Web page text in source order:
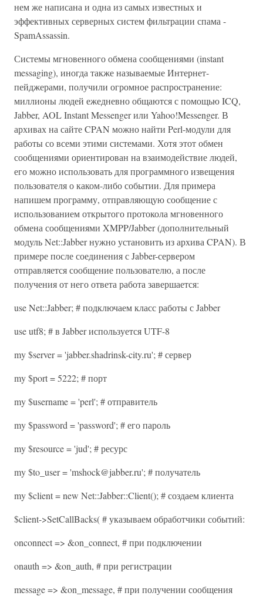
нем же написана и одна из самых известных и
эффективных серверных систем фильтрации спама -
SpamAssassin.
Системы мгновенного обмена сообщениями (instant
messaging), иногда также называемые Интернет-
пейджерами, получили огромное распространение:
миллионы людей ежедневно общаются с помощью ICQ,
Jabber, AOL Instant Messenger или Yahoo!Messenger. В
архивах на сайте CPAN можно найти Perl-модули для
работы со всеми этими системами. Хотя этот обмен
сообщениями ориентирован на взаимодействие людей,
его можно использовать для программного извещения
пользователя о каком-либо событии. Для примера
напишем программу, отправляющую сообщение с
использованием открытого протокола мгновенного
обмена сообщениями XMPP/Jabber (дополнительный
модуль Net::Jabber нужно установить из архива CPAN). В
примере после соединения с Jabber-сервером
отправляется сообщение пользователю, а после
получения от него ответа работа завершается:
use Net::Jabber; # подключаем класс работы с Jabber
use utf8; # в Jabber используется UTF-8
my $server = 'jabber.shadrinsk-city.ru'; # сервер
my $port = 5222; # порт
my $username = 'perl'; # отправитель
my $password = 'password'; # его пароль
my $resource = 'jud'; # ресурс
my $to_user = 'mshock@jabber.ru'; # получатель
my $client = new Net::Jabber::Client(); # создаем клиента
$client->SetCallBacks( # указываем обработчики событий:
onconnect => &on_connect, # при подключении
onauth => &on_auth, # при регистрации
message => &on_message, # при получении сообщения